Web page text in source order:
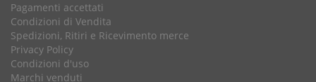
Pagamenti accettati
Condizioni di Vendita
Spedizioni, Ritiri e Ricevimento merce
Privacy Policy
Condizioni d'uso
Marchi venduti